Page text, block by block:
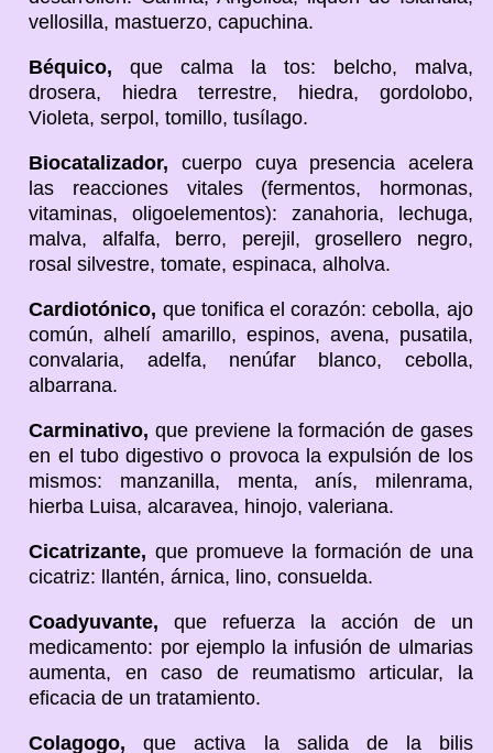
vellosilla, mastuerzo, capuchina.
Béquico,que calma la tos: belcho, malva,
drosera, hiedra terrestre, hiedra, gordolobo,
Violeta, serpol, tomillo, tusílago.
Biocatalizador, cuerpo cuya presencia acelera
las reacciones vitales (fermentos, hormonas,
vitaminas, oligoelementos): zanahoria, lechuga,
malva, alfalfa, berro, perejil, grosellero negro,
rosal silvestre, tomate, espinaca, alholva.
Cardiotónico, que tonifica el corazón: cebolla, ajo
común, alhelí amarillo, espinos, avena, pusatila,
convalaria, adelfa, nenúfar blanco, cebolla,
albarrana.
Carminativo,que previene la formación de gases
en el tubo digestivo o provoca la expulsión de los
mismos: manzanilla, menta, anís, milenrama,
hierba Luisa, alcaravea, hinojo, valeriana.
Cicatrizante, que promueve la formación de una
cicatriz: llantén, árnica, lino, consuelda.
Coadyuvante,que refuerza la acción de un
medicamento: por ejemplo la infusión de ulmarias
aumenta, en caso de reumatismo articular, la
eficacia de un tratamiento.
Colagogo,que activa la salida de la bilis